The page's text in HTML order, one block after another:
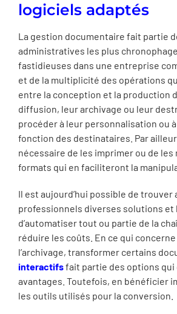
logiciels adaptés
La gestion documentaire fait partie
administratives les plus
fastidieuses dans une entreprise
et de la multiplicité des opérations
entre la conception et la production
diffusion, leur archivage ou leur
procéder à leur personnalisation ou
fonction des destinataires. Par
nécessaire de les imprimer ou de
formats qui en faciliteront la
Il est aujourd’hui possible de trouver
professionnels diverses solutions
d’automatiser tout ou partie de la
réduire les coûts. En ce qui
l’archivage, transformer certains
interactifsfait partie des options
avantages. Toutefois, en bénéficier
les outils utilisés pour la conversion.